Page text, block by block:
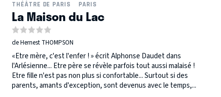
THÉÂTRE DE PARIS
PARIS
La Maison du Lac
de Hernest THOMPSON
«Etre mère, c'est l'enfer ! » écrit Alphonse Daudet dans
l'Arlésienne... Etre père se révèle parfois tout aussi malaisé !
Etre fille n'est pas non plus si confortable... Surtout si des
parents, amants d'exception, sont devenus avec le temps,...